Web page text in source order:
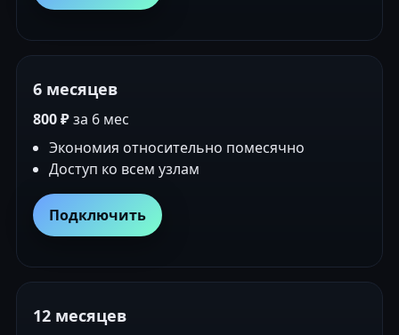
6 месяцев
800 ₽за 6 мес
Экономия относительно помесячно
Доступ ко всем узлам
Подключить
12 месяцев